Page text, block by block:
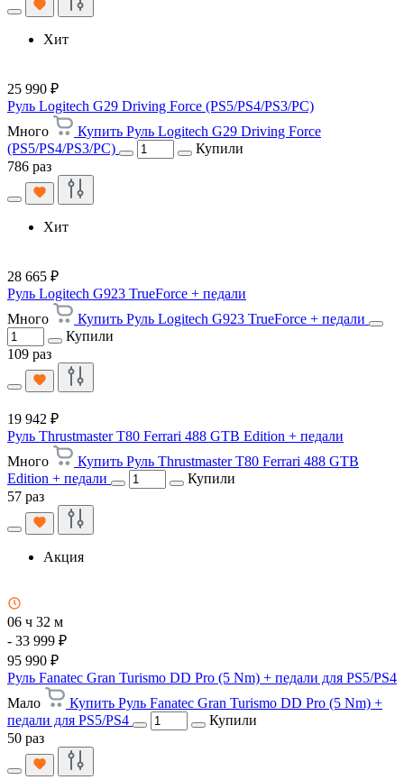
Хит
25 990 ₽
Руль Logitech G29 Driving Force (PS5/PS4/PS3/PC)
Много
Купить Руль Logitech G29 Driving Force
(PS5/PS4/PS3/PC)
Купили
786 раз
Хит
28 665 ₽
Руль Logitech G923 TrueForce + педали
Много
Купить Руль Logitech G923 TrueForce + педали
Купили
109 раз
19 942 ₽
Руль Thrustmaster T80 Ferrari 488 GTB Edition + педали
Много
Купить Руль Thrustmaster T80 Ferrari 488 GTB
Edition + педали
Купили
57 раз
Акция
06 ч 32 м
- 33 999 ₽
95 990 ₽
Руль Fanatec Gran Turismo DD Pro (5 Nm) + педали для PS5/PS4
Мало
Купить Руль Fanatec Gran Turismo DD Pro (5 Nm) +
педали для PS5/PS4
Купили
50 раз